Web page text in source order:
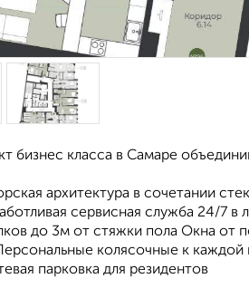
бизнес класса в Самаре
архитектура в сочетании
сервисная служба 24/7
до 3м от стяжки пола Окна от
колясочные к каждой
парковка для резидентов